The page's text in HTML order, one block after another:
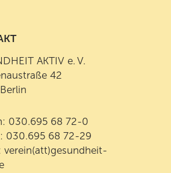
AKTIV e. V.
42
030.695 68 72-0
030.695 68 72-29
verein(att)gesundheit-